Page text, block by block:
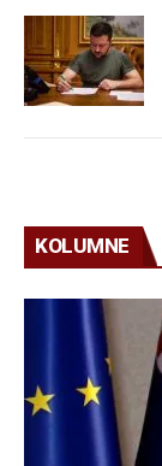
KOLUMNE